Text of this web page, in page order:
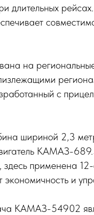
длительных
на
с
шириной 2,3
КАМАЗ-
применена
и
КАМАЗ-54902